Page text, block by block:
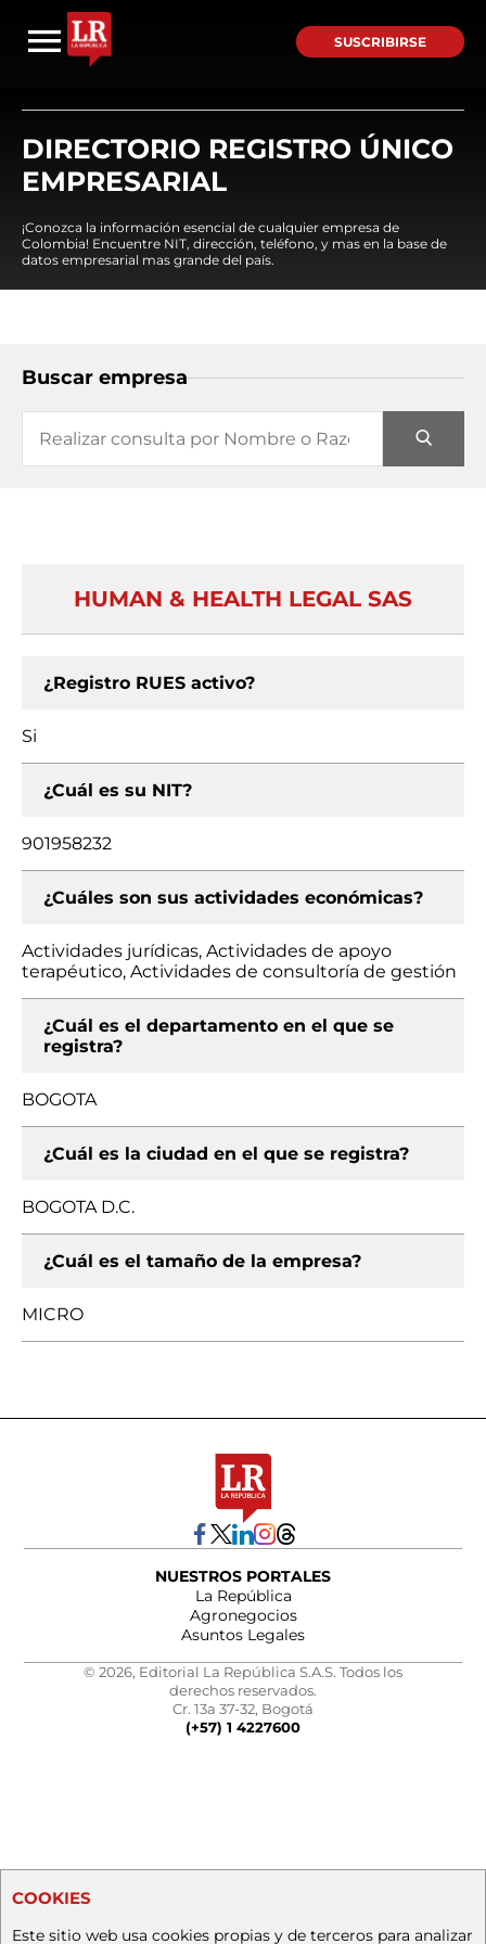
SUSCRIBIRSE
DIRECTORIO REGISTRO ÚNICO
EMPRESARIAL
¡Conozca la información esencial de cualquier empresa de
Colombia! Encuentre NIT, dirección, teléfono, y mas en la base de
datos empresarial mas grande del país.
Buscar empresa
HUMAN & HEALTH LEGAL SAS
¿Registro RUES activo?
Si
¿Cuál es su NIT?
901958232
¿Cuáles son sus actividades económicas?
Actividades jurídicas, Actividades de apoyo
terapéutico, Actividades de consultoría de gestión
¿Cuál es el departamento en el que se
registra?
BOGOTA
¿Cuál es la ciudad en el que se registra?
BOGOTA D.C.
¿Cuál es el tamaño de la empresa?
MICRO
NUESTROS PORTALES
La República
Agronegocios
Asuntos Legales
© 2026, Editorial La República S.A.S. Todos los
derechos reservados.
Cr. 13a 37-32, Bogotá
(+57) 1 4227600
COOKIES
Este sitio web usa cookies propias y de terceros para analizar